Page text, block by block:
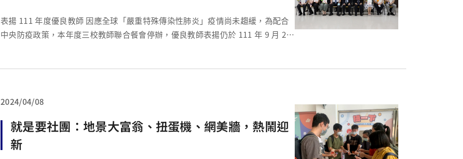
表揚 111 年度優良教師 因應全球「嚴重特殊傳染性肺炎」疫情尚未趨緩，為配合
中央防疫政策，本年度三校教師聯合餐會停辦，優良教師表揚仍於 111 年 9 月 20
2024/04/08
就是要社團：地景大富翁、扭蛋機、網美牆，熱鬧迎
新